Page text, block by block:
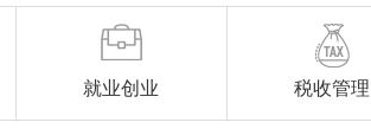
就业创业 税收管理